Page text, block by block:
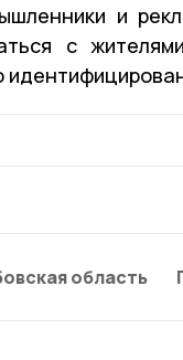
и
с
область